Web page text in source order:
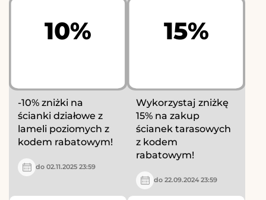
10%
-10% zniżki na
ścianki działowe z
lameli poziomych z
kodem rabatowym!
do 02.11.2025 23:59
15%
Wykorzystaj zniżkę
15% na zakup
ścianek tarasowych
z kodem
rabatowym!
do 22.09.2024 23:59